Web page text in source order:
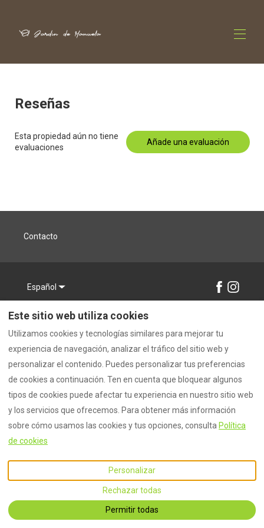
Tarifas
Disponibilidad
Reseñas
Esta propiedad aún no tiene
evaluaciones
Añade una evaluación
Contacto
Español
©2026
derechos reservados
Powered by Lodgify
Este sitio web utiliza cookies
Utilizamos cookies y tecnologías similares para mejorar tu
experiencia de navegación, analizar el tráfico del sitio web y
personalizar el contenido. Puedes personalizar tus preferencias
de cookies a continuación. Ten en cuenta que bloquear algunos
tipos de cookies puede afectar tu experiencia en nuestro sitio web
y los servicios que ofrecemos. Para obtener más información
sobre cómo usamos las cookies y tus opciones, consulta Política
de cookies
Personalizar
Rechazar todas
Permitir todas